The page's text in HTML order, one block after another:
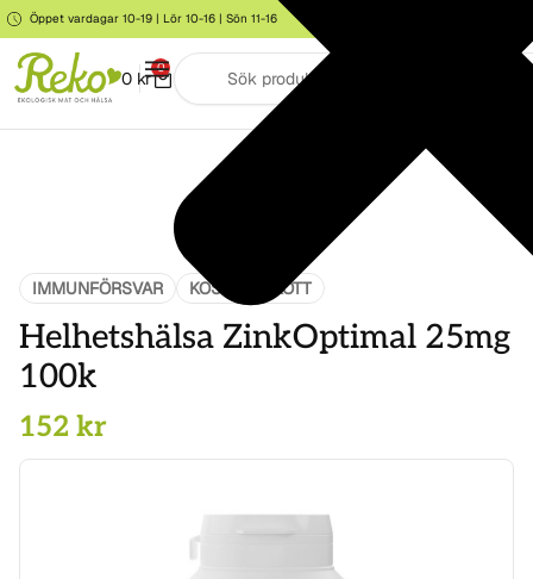
Öppet vardagar 10-19 | Lör 10-16 | Sön 11-16
0 kr
0
IMMUNFÖRSVAR KOSTTILLSKOTT
Helhetshälsa ZinkOptimal 25mg
100k
152 kr